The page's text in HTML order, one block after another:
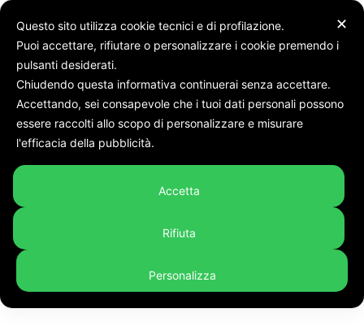
Satana
Tag:satana
✕
Questo sito utilizza cookie tecnici e di profilazione.
Puoi accettare, rifiutare o personalizzare i cookie premendo i
pulsanti desiderati.
Chiudendo questa informativa continuerai senza accettare.
Accettando, sei consapevole che i tuoi dati personali possono
essere raccolti allo scopo di personalizzare e misurare
l'efficacia della pubblicità.
Accetta
Rifiuta
Personalizza